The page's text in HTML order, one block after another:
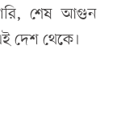
শেষ আগুন
দেশ থেকে।